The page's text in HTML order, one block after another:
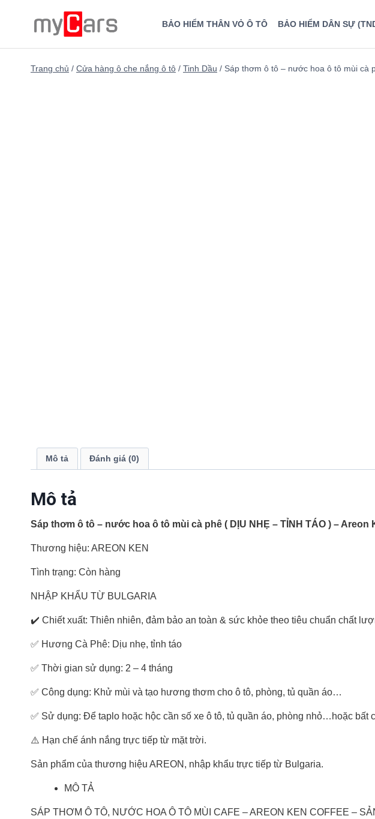
BẢO HIỂM THÂN VỎ Ô TÔ BẢO HIỂM DÂN SỰ
Trang chủ / Cửa hàng ô che nắng ô tô / Tinh Dầu / Sáp thơm ô tô – nước hoa ô tô mùi cà
Mô tả Đánh giá (0)
Mô tả
Sáp thơm ô tô – nước hoa ô tô mùi cà phê ( DỊU NHẸ – TỈNH TÁO ) – Areon
Thương hiệu: AREON KEN
Tình trạng: Còn hàng
NHẬP KHẨU TỪ BULGARIA
✔️ Chiết xuất: Thiên nhiên, đảm bảo an toàn & sức khỏe theo tiêu chuẩn chất
✅ Hương Cà Phê: Dịu nhẹ, tỉnh táo
✅ Thời gian sử dụng: 2 – 4 tháng
✅ Công dụng: Khử mùi và tạo hương thơm cho ô tô, phòng, tủ quần áo…
✅ Sử dụng: Để taplo hoặc hộc cần số xe ô tô, tủ quần áo, phòng nhỏ…hoặc bất
⚠️ Hạn chế ánh nắng trực tiếp từ mặt trời.
Sản phẩm của thương hiệu AREON, nhập khẩu trực tiếp từ Bulgaria.
MÔ TẢ
SÁP THƠM Ô TÔ, NƯỚC HOA Ô TÔ MÙI CAFE – AREON KEN COFFEE –